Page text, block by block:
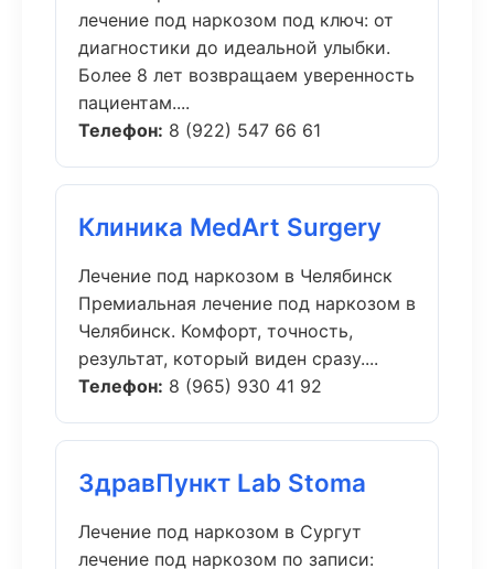
лечение под наркозом под ключ: от
диагностики до идеальной улыбки.
Более 8 лет возвращаем уверенность
пациентам....
Телефон: 8 (922) 547 66 61
Клиника MedArt Surgery
Лечение под наркозом в Челябинск
Премиальная лечение под наркозом в
Челябинск. Комфорт, точность,
результат, который виден сразу....
Телефон: 8 (965) 930 41 92
ЗдравПункт Lab Stoma
Лечение под наркозом в Сургут
лечение под наркозом по записи: